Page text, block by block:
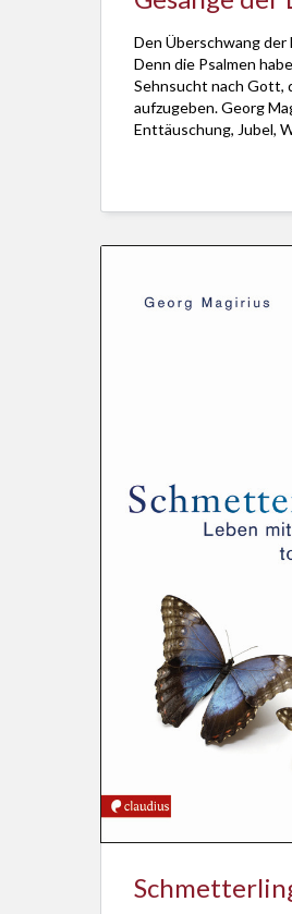
Den Überschwang der
Denn die Psalmen
Sehnsucht nach Gott,
aufzugeben. Georg
Enttäuschung, Jubel,
„Gesänge der